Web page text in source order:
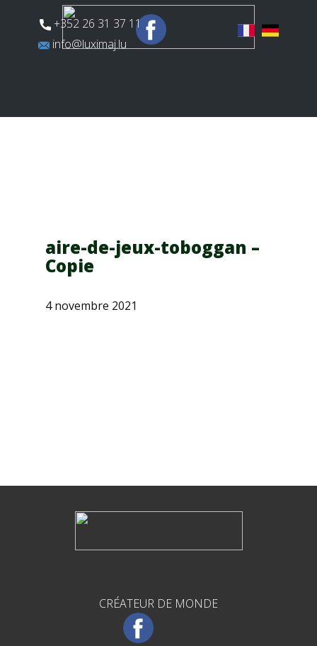
​+352 26 31 37 11
​info@luximaj.lu
aire-de-jeux-toboggan –
Copie
4 novembre 2021
CRÉATEUR DE MONDE